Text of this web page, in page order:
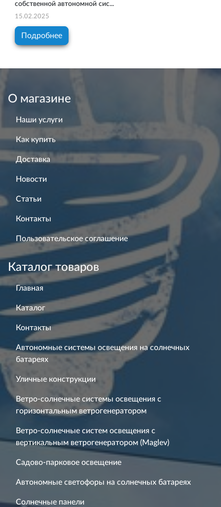
собственной автономной сис...
15.02.2025
Подробнее
О магазине
Наши услуги
Как купить
Доставка
Новости
Статьи
Контакты
Пользовательское соглашение
Каталог товаров
Главная
Каталог
Контакты
Автономные системы освещения на солнечных
батареях
Уличные конструкции
Ветро-солнечные системы освещения с
горизонтальным ветрогенератором
Ветро-солнечные систем освещения с
вертикальным ветрогенератором (Maglev)
Садово-парковое освещение
Автономные светофоры на солнечных батареях
Солнечные панели